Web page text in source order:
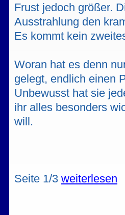
Frust jedoch größer.
Ausstrahlung den
Es kommt kein
Woran hat es denn
gelegt, endlich einen
Unbewusst hat sie
ihr alles besonders
will.
Seite 1/3 weiterlesen